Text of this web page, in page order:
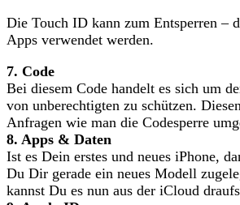
Die Touch ID kann zum Entsperren –
Apps verwendet werden.
7. Code
Bei diesem Code handelt es sich um
von unberechtigten zu schützen.
Anfragen wie man die Codesperre
8. Apps & Daten
Ist es Dein erstes und neues iPhone,
Du Dir gerade ein neues Modell
kannst Du es nun aus der iCloud